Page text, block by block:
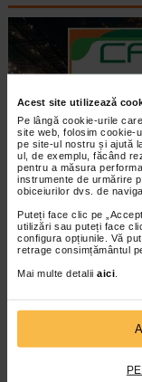
Acest site utilizează
Pe lângă cookie-urile
site web, folosim cookie-
pe site-ul nostru și ajută
ul, de exemplu, făcând
pentru a măsura
instrumente de urmărire
obiceiurilor dvs. de
Puteți face clic pe
utilizări sau puteți face
configura opțiunile. Vă
retrage consimțământul
Mai multe detalii aici